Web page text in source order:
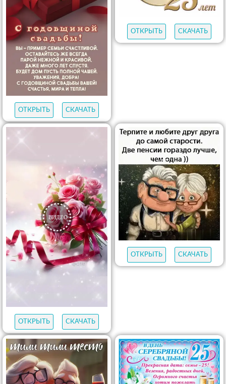
ОТКРЫТЬ СКАЧАТЬ
ОТКРЫТЬ СКАЧАТЬ
ОТКРЫТЬ СКАЧАТЬ
ОТКРЫТЬ СКАЧАТЬ